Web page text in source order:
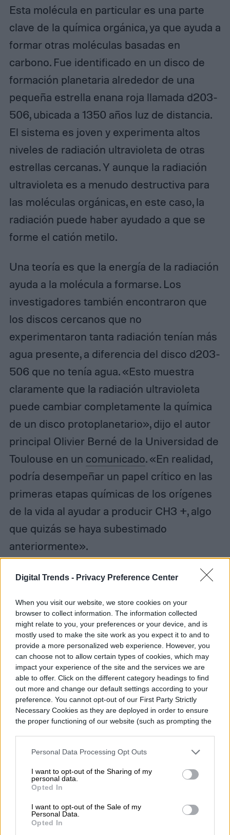
Digital Trends - Privacy Preference Center
When you visit our website, we store cookies on your
browser to collect information. The information collected
might relate to you, your preferences or your device, and is
mostly used to make the site work as you expect it to and to
provide a more personalized web experience. However, you
can choose not to allow certain types of cookies, which may
impact your experience of the site and the services we are
able to offer. Click on the different category headings to find
out more and change our default settings according to your
preference. You cannot opt-out of our First Party Strictly
Necessary Cookies as they are deployed in order to ensure
the proper functioning of our website (such as prompting the
Personal Data Processing Opt Outs
I want to opt-out of the Sharing of my
personal data.
Opted In
I want to opt-out of the Sale of my
Personal Data.
Opted In
Esta molécula en particular es una parte
clave de la química orgánica, ya que ayuda a
formar otras moléculas basadas en
carbono. Fue identificado en un disco de
formación planetaria alrededor de una
pequeña estrella enana roja llamada d203-
506, ubicada a 1350 años luz de distancia.
El sistema es joven y experimenta altos
niveles de radiación ultravioleta de otras
estrellas cercanas. Y aunque la radiación
ultravioleta es a menudo destructiva para
las moléculas orgánicas, en este caso, la
radiación puede haber ayudado a que se
forme el catión metilo.
Una teoría es que la energía de la radiación
ayuda a la molécula a formarse. Los
investigadores también encontraron que
los discos cercanos que no
experimentaron tanta radiación tenían más
agua presente, a diferencia del disco d203-
506 que no tenía agua. «Esto muestra
claramente que la radiación ultravioleta
puede cambiar completamente la química
de un disco protoplanetario», dijo el autor
principal Olivier Berné de la Universidad de
Toulouse en un comunicado. «En realidad,
podría desempeñar un papel crítico en las
primeras etapas químicas de los orígenes
de la vida al ayudar a producir CH3 +, algo
que quizás se haya subestimado
anteriormente».
La investigación se publica en la
Diego Bastarrica
Senior Editor
Diego Bastarrica es Senior Editor y Head of
Content en Digital Trends en Español,
donde lidera la estrategia editorial, SEO…
NoticiasHomepage